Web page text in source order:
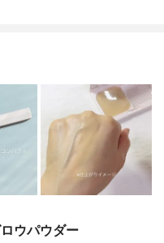
ウパウダー